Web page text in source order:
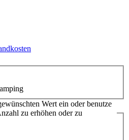
Wert ein oder benutze
zu erhöhen oder zu